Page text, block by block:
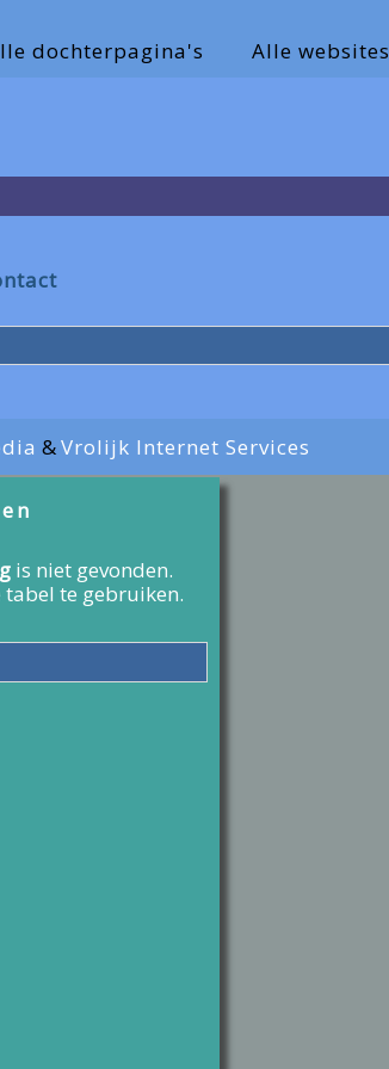
dochterpagina's Alle websites
&Vrolijk Internet Services
is niet gevonden.
te gebruiken.